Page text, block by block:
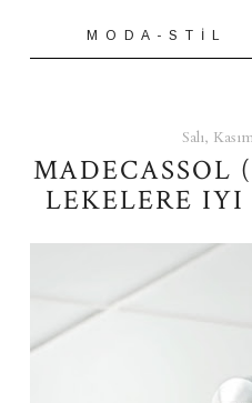
M O D A - S T İ L
Salı,
MADECASSOL
LEKELERE